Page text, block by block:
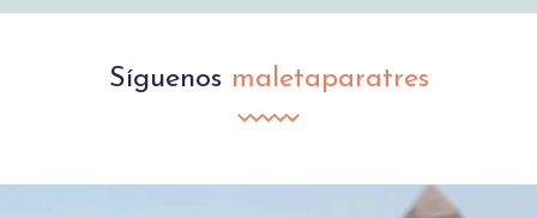
Síguenos maletaparatres